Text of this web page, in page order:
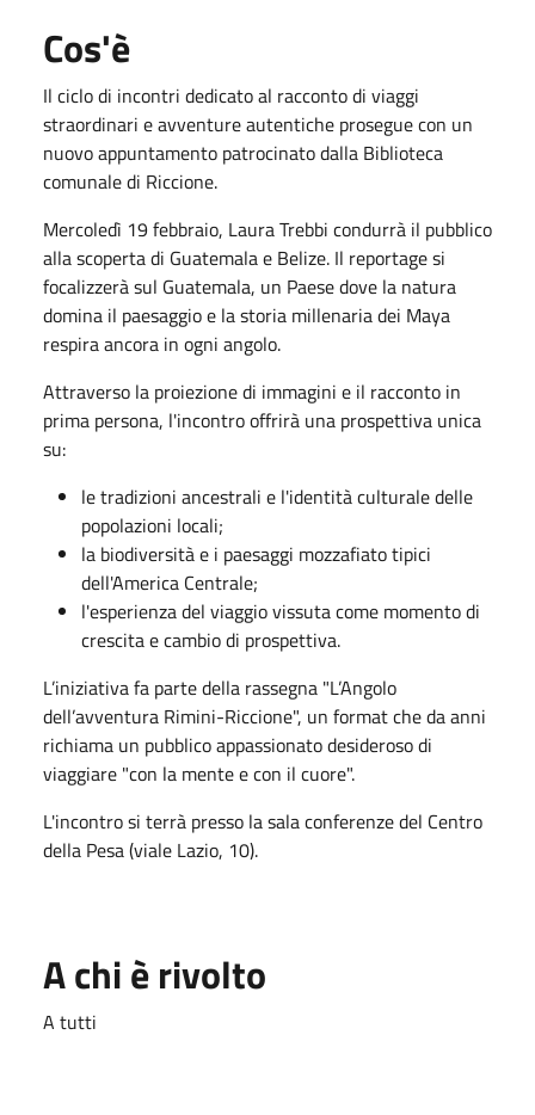
Cos'è
Il ciclo di incontri dedicato al racconto di viaggi
straordinari e avventure autentiche prosegue con un
nuovo appuntamento patrocinato dalla Biblioteca
comunale di Riccione.
Mercoledì 19 febbraio, Laura Trebbi condurrà il pubblico
alla scoperta di Guatemala e Belize. Il reportage si
focalizzerà sul Guatemala, un Paese dove la natura
domina il paesaggio e la storia millenaria dei Maya
respira ancora in ogni angolo.
Attraverso la proiezione di immagini e il racconto in
prima persona, l'incontro offrirà una prospettiva unica
su:
le tradizioni ancestrali e l'identità culturale delle
popolazioni locali;
la biodiversità e i paesaggi mozzafiato tipici
dell'America Centrale;
l'esperienza del viaggio vissuta come momento di
crescita e cambio di prospettiva.
L’iniziativa fa parte della rassegna "L’Angolo
dell’avventura Rimini-Riccione", un format che da anni
richiama un pubblico appassionato desideroso di
viaggiare "con la mente e con il cuore".
L'incontro si terrà presso la sala conferenze del Centro
della Pesa (viale Lazio, 10).
A chi è rivolto
A tutti